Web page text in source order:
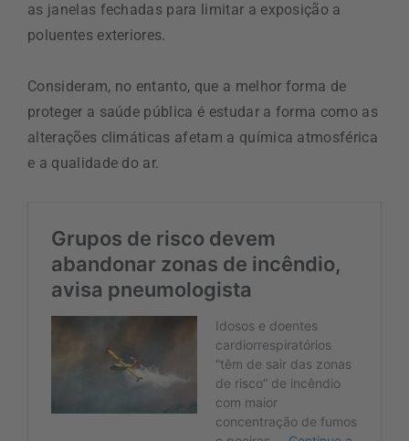
as janelas fechadas para limitar a exposição a
poluentes exteriores.
Consideram, no entanto, que a melhor forma de
proteger a saúde pública é estudar a forma como as
alterações climáticas afetam a química atmosférica
e a qualidade do ar.